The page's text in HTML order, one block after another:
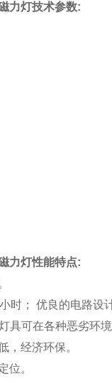
力灯技术参数:
力灯性能特点:
； 优良的电路设
可在各种恶劣环境
，经济环保。
位。